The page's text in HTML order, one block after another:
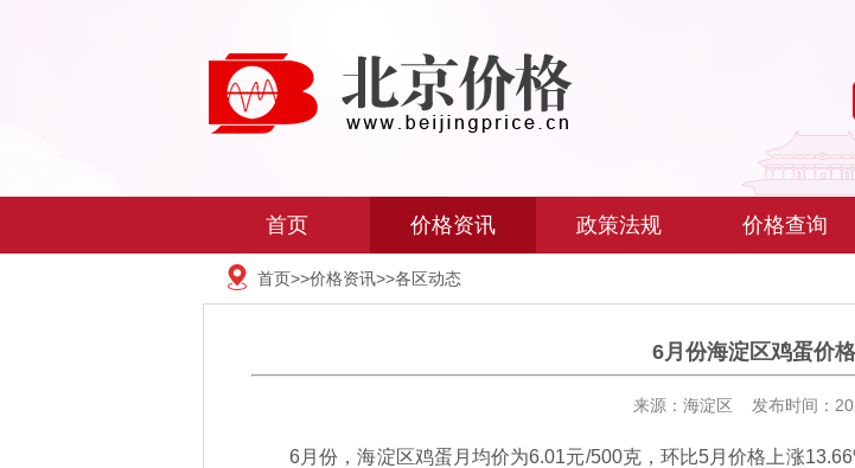
首页 价格资讯 政策法规 价格查询
首页>>价格资讯>>各区动态
6月份海淀区鸡蛋价
来源：海淀区 发布时间：
6月份，海淀区鸡蛋月均价为6.01元/500克，环比5月价格上涨